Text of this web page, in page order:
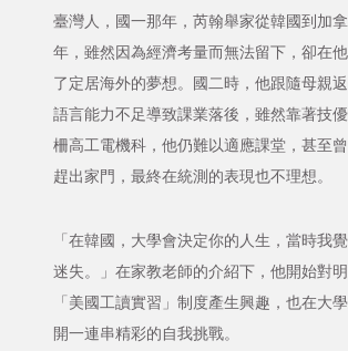
臺灣人，國一那年，芮翰舉家從韓國到加
年，雖然因為經濟考量而無法留下，卻在
了定居海外的夢想。國二時，他跟隨母親
語言能力不足導致課業落後，雖然靠著技
柵高工電機科，他仍難以適應課堂，甚至
趕出家門，最終在統測的表現也不理想。
「在韓國，大學會決定你的人生，當時我
迷失。」在家教老師的介紹下，他開始對
「美國工讀實習」制度產生興趣，也在大
開一連串精彩的自我挑戰。